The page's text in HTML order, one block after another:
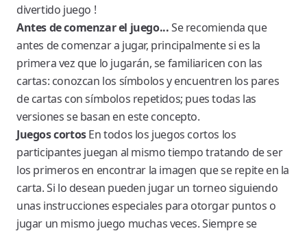
divertido juego !
Antes de comenzar el juego...Se recomienda que
antes de comenzar a jugar, principalmente si es la
primera vez que lo jugarán, se familiaricen con las
cartas: conozcan los símbolos y encuentren los pares
de cartas con símbolos repetidos; pues todas las
versiones se basan en este concepto.
Juegos cortosEn todos los juegos cortos los
participantes juegan al mismo tiempo tratando de ser
los primeros en encontrar la imagen que se repite en la
carta. Si lo desean pueden jugar un torneo siguiendo
unas instrucciones especiales para otorgar puntos o
jugar un mismo juego muchas veces. Siempre se